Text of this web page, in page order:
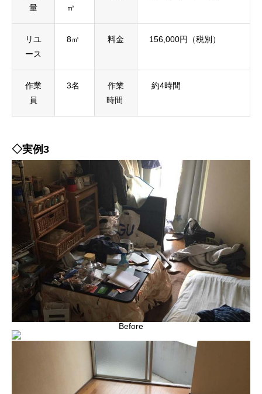
量
㎥
リユ
ース
8㎥ 料金 156,000円（税別）
作業
員
3名
作業
時間
約4時間
◇実例3
Before